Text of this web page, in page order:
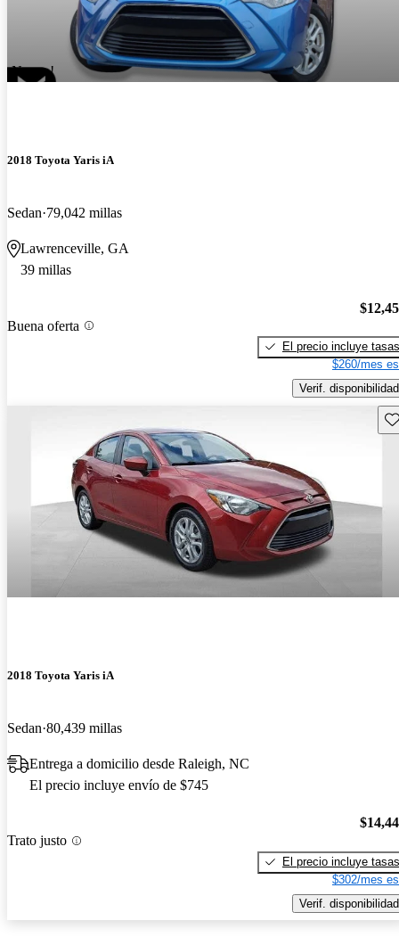
¡Nuevo!
2018 Toyota Yaris iA
Sedan 79,042 millas
Lawrenceville, GA
39 millas
Buena oferta
El precio incluye tasas
$260/mes
Verif. disponibilidad
2018 Toyota Yaris iA
Sedan 80,439 millas
Entrega a domicilio desde Raleigh, NC
El precio incluye envío de $745
Trato justo
El precio incluye tasas
$302/mes
Verif. disponibilidad